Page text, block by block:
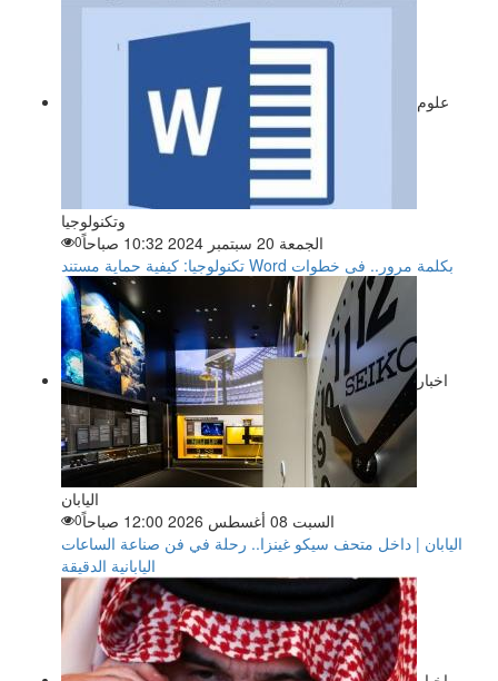
علوم
وتكنولوجيا
الجمعة 20 سبتمبر 2024 10:32 صباحاً
0
تكنولوجيا: كيفية حماية مستند Word بكلمة مرور.. فى خطوات
اخبار
اليابان
السبت 08 أغسطس 2026 12:00 صباحاً
0
اليابان | داخل متحف سيكو غينزا.. رحلة في فن صناعة الساعات
اليابانية الدقيقة